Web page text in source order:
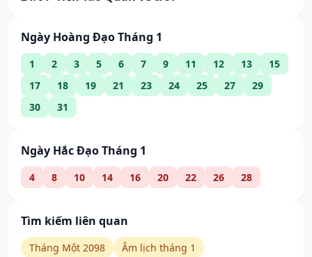
Ngày Hoàng Đạo Tháng 1
1 2 3 5 6 7 9 11 12 13
15
17
18 19 21 23 24 25 27
29
30
31
Ngày Hắc Đạo Tháng 1
4 8 10 14 16 20 22 26 28
Tìm kiếm liên quan
Tháng Một 2098
Âm lịch tháng 1